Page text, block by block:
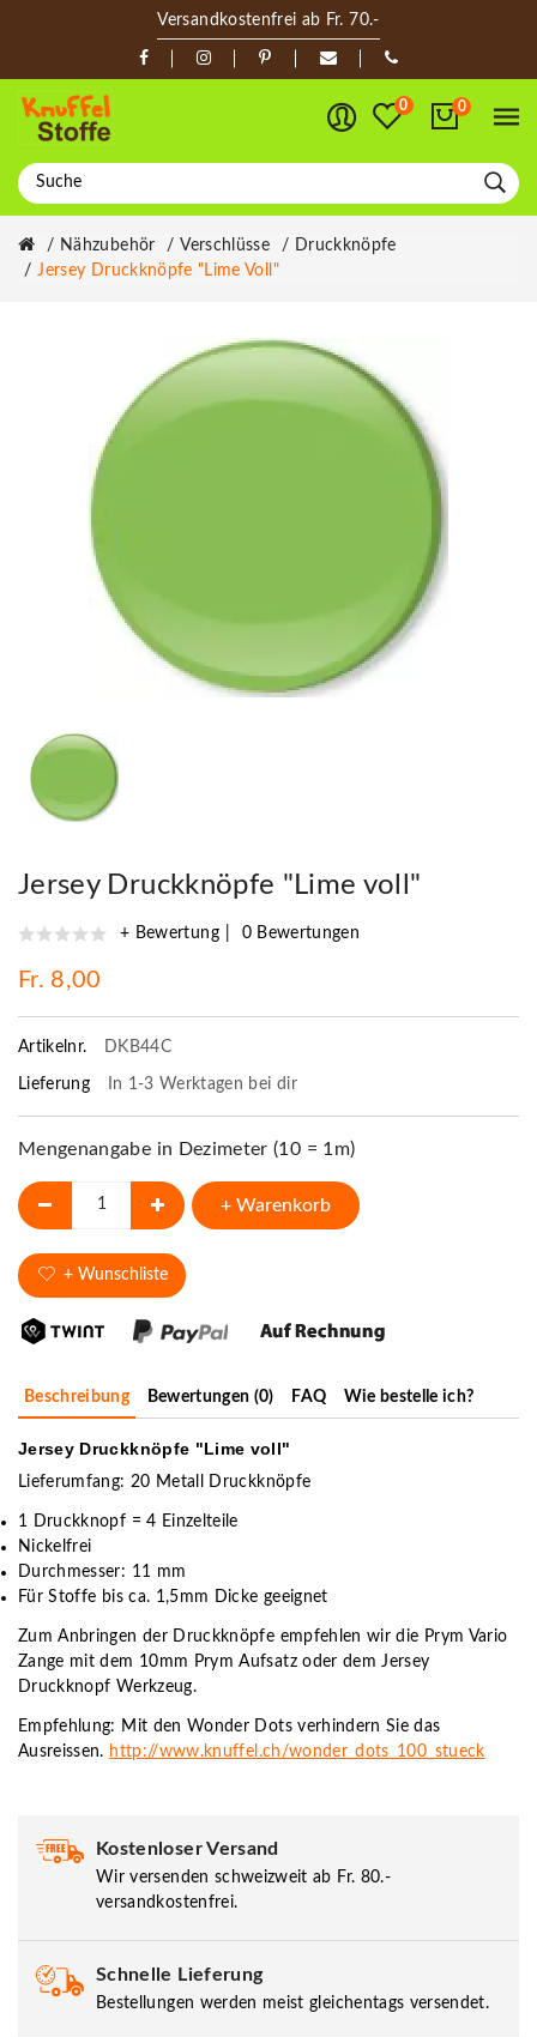
Versandkostenfrei ab Fr. 70.-
0 0
Nähzubehör Verschlüsse
Druckknöpfe
Jersey Druckknöpfe "Lime Voll"
Jersey Druckknöpfe "Lime voll"
+ Bewertung 0 Bewertungen
Fr. 8,00
Artikelnr. DKB44C
Lieferung In 1-3 Werktagen bei dir
Mengenangabe in Dezimeter (10 = 1m)
+ Warenkorb
+ Wunschliste
Beschreibung Bewertungen (0) FAQ Wie bestelle ich?
Jersey Druckknöpfe "Lime voll"
Lieferumfang: 20 Metall Druckknöpfe
1 Druckknopf = 4 Einzelteile
Nickelfrei
Durchmesser: 11 mm
Für Stoffe bis ca. 1,5mm Dicke geeignet
Zum Anbringen der Druckknöpfe empfehlen wir die Prym Vario
Zange mit dem 10mm Prym Aufsatz oder dem Jersey
Druckknopf Werkzeug.
Empfehlung: Mit den Wonder Dots verhindern Sie das
Ausreissen. http://www.knuffel.ch/wonder_dots_100_stueck
Kostenloser Versand
Wir versenden schweizweit ab Fr. 80.-
versandkostenfrei.
Schnelle Lieferung
Bestellungen werden meist gleichentags versendet.